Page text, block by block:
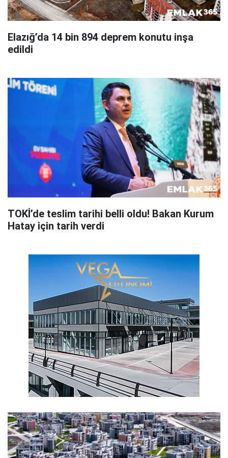
Elazığ’da 14 bin 894 deprem konutu inşa
edildi
TOKİ’de teslim tarihi belli oldu! Bakan Kurum
Hatay için tarih verdi